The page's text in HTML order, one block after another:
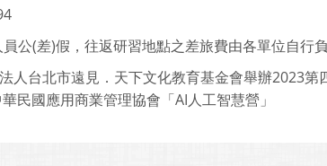
公(差)假，往返研習地點之差旅費由各單位自行負
人台北市遠見．天下文化教育基金會舉辦2023第
民國應用商業管理協會「AI人工智慧營」